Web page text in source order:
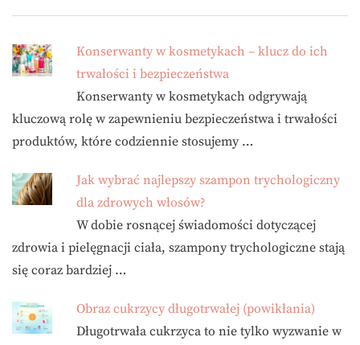
Konserwanty w kosmetykach – klucz do ich
trwałości i bezpieczeństwa
Konserwanty w kosmetykach odgrywają
kluczową rolę w zapewnieniu bezpieczeństwa i trwałości
produktów, które codziennie stosujemy …
Jak wybrać najlepszy szampon trychologiczny
dla zdrowych włosów?
W dobie rosnącej świadomości dotyczącej
zdrowia i pielęgnacji ciała, szampony trychologiczne stają
się coraz bardziej …
Obraz cukrzycy długotrwałej (powikłania)
Długotrwała cukrzyca to nie tylko wyzwanie w